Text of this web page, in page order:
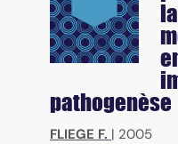
pathogenèse
FLIEGE F. | 2005